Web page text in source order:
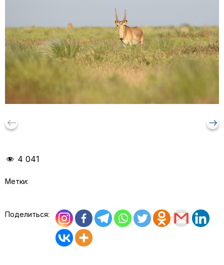
keyboard_backspace arrow_right_alt
4 041
Метки:
Поделиться: